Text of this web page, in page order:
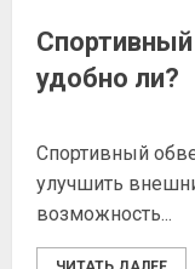
удобно ли?
Спортивный
улучшить
возможность...